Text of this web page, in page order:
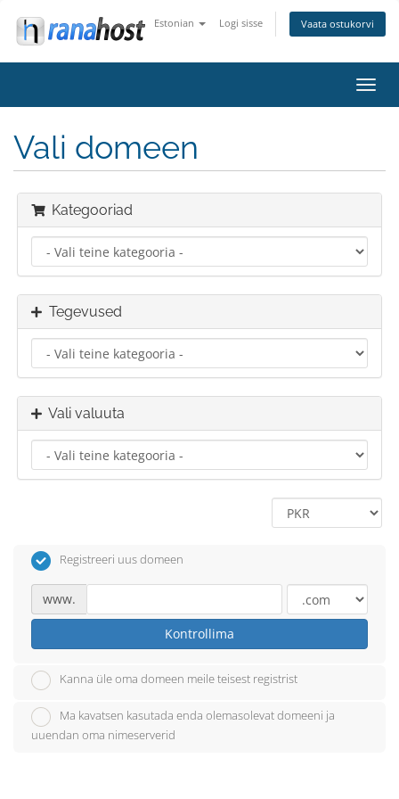
Estonian Logi sisse Vaata ostukorvi
Vali domeen
Kategooriad
Tegevused
Vali valuuta
Registreeri uus domeen
www.
Kontrollima
Kanna üle oma domeen meile teisest registrist
Ma kavatsen kasutada enda olemasolevat domeeni ja
uuendan oma nimeserverid